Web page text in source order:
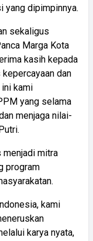
yang dipimpinnya.
sekaligus
Marga Kota
kasih kepada
dan
kami
yang selama
menjaga nilai-
menjadi mitra
program
kami
karya nyata,